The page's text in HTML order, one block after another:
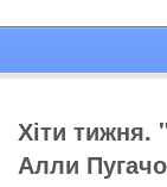
Хіти
Алли